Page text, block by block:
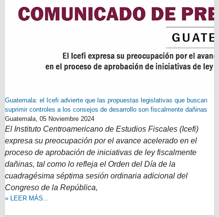
Guatemala: el Icefi advierte que las propuestas legislativas que buscan
suprimir controles a los consejos de desarrollo son fiscalmente dañinas
Guatemala, 05 Noviembre 2024
El Instituto Centroamericano de Estudios Fiscales (Icefi)
expresa su preocupación por el avance acelerado en el
proceso de aprobación de iniciativas de ley fiscalmente
dañinas, tal como lo refleja el Orden del Día de la
cuadragésima séptima sesión ordinaria adicional del
Congreso de la República,
» LEER MÁS...